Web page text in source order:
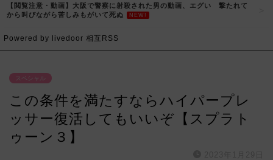
【閲覧注意・動画】大阪で警察に射殺された男の動画、エグい 撃たれて
から叫びながら苦しみもがいて死ぬ
NEW!
Powered by livedoor 相互RSS
スペシャル
この条件を満たすならハイパープレ
ッサー復活してもいいぞ【スプラト
ゥーン３】